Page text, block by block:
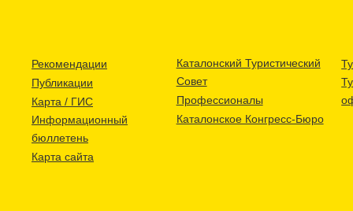
Рекомендации
Публикации
Карта / ГИС
Информационный
бюллетень
Карта сайта
Каталонский Туристический
Совет
Профессионалы
Каталонское Конгресс-Бюро